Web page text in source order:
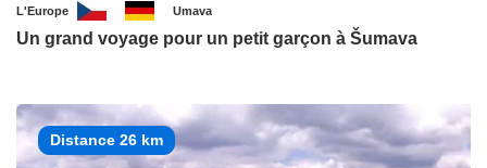
L'Europe Umava
Un grand voyage pour un petit garçon à Šumava
Distance 26 km